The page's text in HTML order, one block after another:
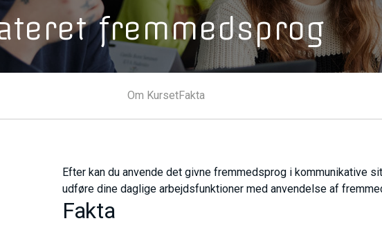
fremmedsprog
Om KursetFakta
Efter kan du anvende det givne fremmedsprog i kommunikative
udføre dine daglige arbejdsfunktioner med anvendelse af
Fakta